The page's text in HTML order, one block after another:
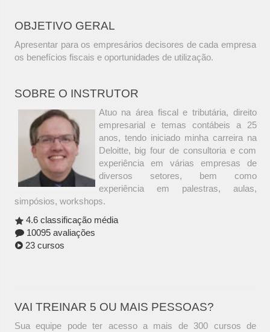
OBJETIVO GERAL
Apresentar para os empresários decisores de cada empresa
os benefícios fiscais e oportunidades de utilização.
SOBRE O INSTRUTOR
Atuo na área fiscal e tributária, direito
empresarial e temas contábeis a 25
anos, tendo iniciado minha carreira na
Deloitte, big four de consultoria e com
experiência em várias empresas de
diversos setores, bem como
experiência em palestras, aulas,
simpósios, workshops.
4.6 classificação média
10095 avaliações
23 cursos
VAI TREINAR 5 OU MAIS PESSOAS?
Sua equipe pode ter acesso a mais de 300 cursos de